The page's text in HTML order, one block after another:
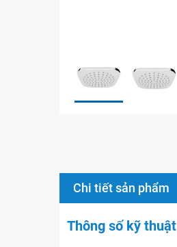
Chi tiết sản phẩm
Thông số kỹ thuật